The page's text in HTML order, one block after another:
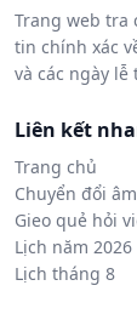
Trang web tra
tin chính xác
và các ngày
Liên kết
Trang chủ
Chuyển đổi
Gieo quẻ hỏi
Lịch năm 2026
Lịch tháng 8